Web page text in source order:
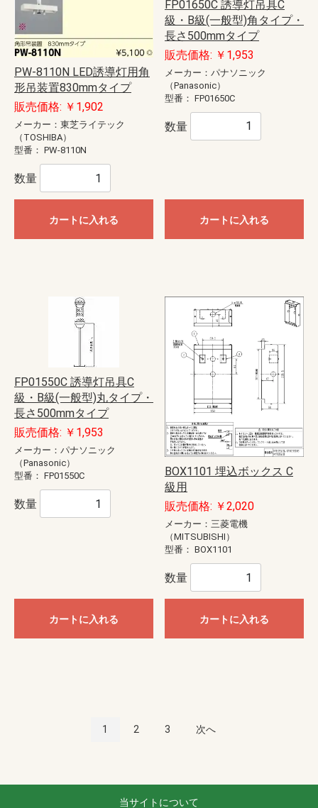
PW-8110N LED誘導灯用角
形吊装置830mmタイプ
販売価格: ￥1,902
メーカー：東芝ライテック
（TOSHIBA）
型番： PW-8110N
数量
カートに入れる
FP01650C 誘導灯吊具C
級・B級(一般型)角タイプ・
長さ500mmタイプ
販売価格: ￥1,953
メーカー：パナソニック
（Panasonic）
型番： FP01650C
数量
カートに入れる
FP01550C 誘導灯吊具C
級・B級(一般型)丸タイプ・
長さ500mmタイプ
販売価格: ￥1,953
メーカー：パナソニック
（Panasonic）
型番： FP01550C
数量
カートに入れる
BOX1101 埋込ボックス C
級用
販売価格: ￥2,020
メーカー：三菱電機
（MITSUBISHI）
型番： BOX1101
数量
カートに入れる
1 2 3 次へ
当サイトについて